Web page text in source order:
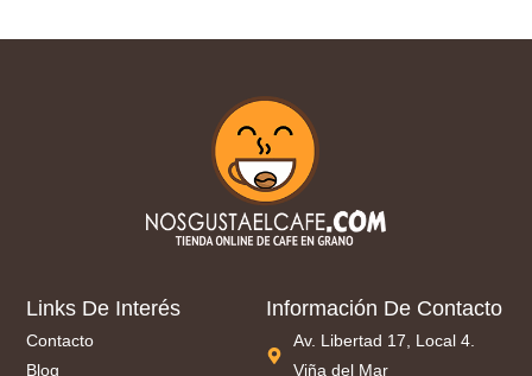
Links De Interés
Contacto
Blog
Información De Contacto
Av. Libertad 17, Local 4.
Viña del Mar